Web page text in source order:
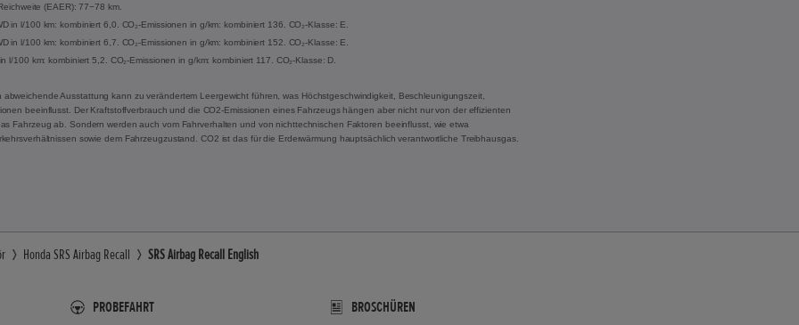
(EAER): 77−78 km.
in l/100 km: kombiniert 6,0. CO₂-Emissionen in g/km: kombiniert 136. CO₂-Klasse: E.
in l/100 km: kombiniert 6,7. CO₂-Emissionen in g/km: kombiniert 152. CO₂-Klasse: E.
l/100 km: kombiniert 5,2. CO₂-Emissionen in g/km: kombiniert 117. CO₂-Klasse: D.
Ausstattung kann zu verändertem Leergewicht führen, was Höchstgeschwindigkeit, Beschleunigungszeit,
beeinflusst. Der Kraftstoffverbrauch und die CO2-Emissionen eines Fahrzeugs hängen aber nicht nur von der effizienten
Fahrzeug ab. Sondern werden auch vom Fahrverhalten und von nichttechnischen Faktoren beeinflusst, wie etwa
sowie dem Fahrzeugzustand. CO2 ist das für die Erderwärmung hauptsächlich verantwortliche Treibhausgas.
Honda SRS Airbag Recall SRS Airbag Recall English
PROBEFAHRT BROSCHÜREN